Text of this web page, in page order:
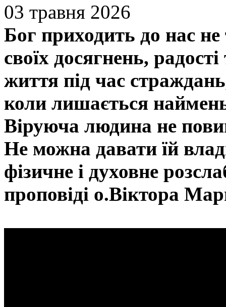
03 травня 2026
Бог приходить до нас
своїх досягнень,
життя під час
коли лишається
Віруюча людина не
Не можна давати їй
фізичне і духовне
проповіді о.Віктора